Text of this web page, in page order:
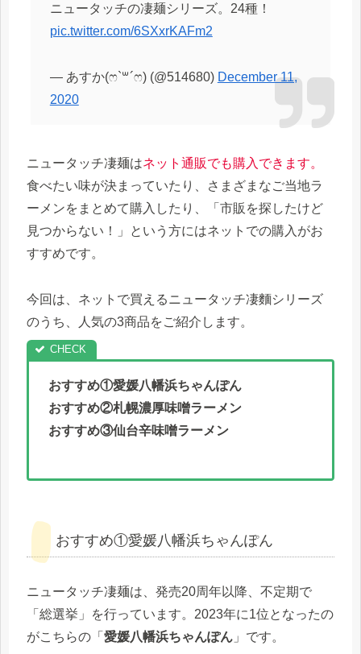
ニュータッチの凄麺シリーズ。24種！
pic.twitter.com/6SXxrKAFm2
— あすか(ෆ`꒳´ෆ) (@514680) December 11,
2020
ニュータッチ凄麺はネット通販でも購入できます。
食べたい味が決まっていたり、さまざまなご当地ラ
ーメンをまとめて購入したり、「市販を探したけど
見つからない！」という方にはネットでの購入がお
すすめです。
今回は、ネットで買えるニュータッチ凄麵シリーズ
のうち、人気の3商品をご紹介します。
おすすめ①愛媛八幡浜ちゃんぽん
おすすめ②札幌濃厚味噌ラーメン
おすすめ③仙台辛味噌ラーメン
おすすめ①愛媛八幡浜ちゃんぽん
ニュータッチ凄麺は、発売20周年以降、不定期で
「総選挙」を行っています。2023年に1位となったの
がこちらの「 愛媛八幡浜ちゃんぽん 」です。